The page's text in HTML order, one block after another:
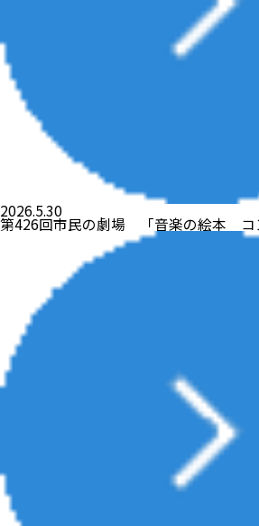
2026.5.30
第426回市民の劇場 「音楽の絵本 コ